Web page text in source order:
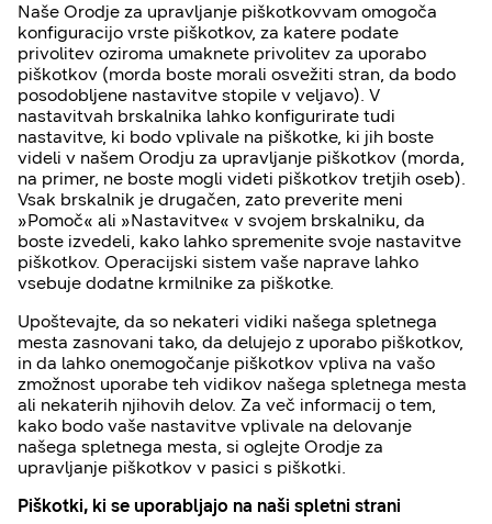
Naše Orodje za upravljanje piškotkovvam omogoča
konfiguracijo vrste piškotkov, za katere podate
privolitev oziroma umaknete privolitev za uporabo
piškotkov (morda boste morali osvežiti stran, da bodo
posodobljene nastavitve stopile v veljavo). V
nastavitvah brskalnika lahko konfigurirate tudi
nastavitve, ki bodo vplivale na piškotke, ki jih boste
videli v našem Orodju za upravljanje piškotkov (morda,
na primer, ne boste mogli videti piškotkov tretjih oseb).
Vsak brskalnik je drugačen, zato preverite meni
»Pomoč« ali »Nastavitve« v svojem brskalniku, da
boste izvedeli, kako lahko spremenite svoje nastavitve
piškotkov. Operacijski sistem vaše naprave lahko
vsebuje dodatne krmilnike za piškotke.
Upoštevajte, da so nekateri vidiki našega spletnega
mesta zasnovani tako, da delujejo z uporabo piškotkov,
in da lahko onemogočanje piškotkov vpliva na vašo
zmožnost uporabe teh vidikov našega spletnega mesta
ali nekaterih njihovih delov. Za več informacij o tem,
kako bodo vaše nastavitve vplivale na delovanje
našega spletnega mesta, si oglejte Orodje za
upravljanje piškotkov v pasici s piškotki.
Piškotki, ki se uporabljajo na naši spletni strani